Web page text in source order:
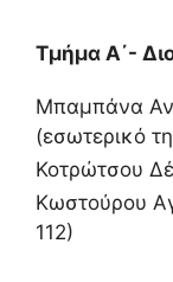
Τμήμα Α΄-
Μπαμπάνα
(εσωτερικό
Κοτρώτσου
Κωστούρου
112)